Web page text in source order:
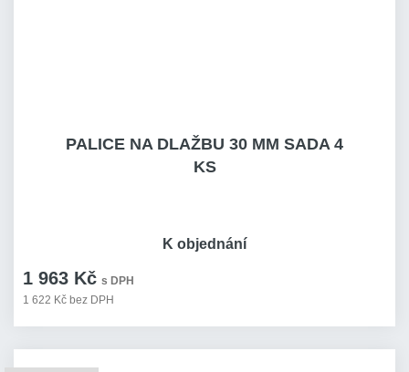
PALICE NA DLAŽBU 30 MM SADA 4
KS
1 963 Kč s DPH
1 622 Kč bez DPH
K objednání